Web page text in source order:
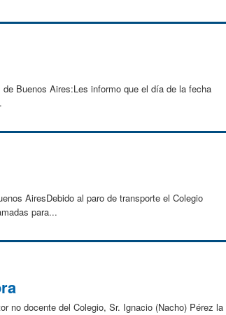
Buenos Aires:Les informo que el día de la fecha
AiresDebido al paro de transporte el Colegio
para...
no docente del Colegio, Sr. Ignacio (Nacho) Pérez la